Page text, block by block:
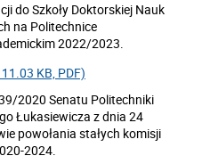
do Szkoły Doktorskiej Nauk
na Politechnice
2022/2023.
KB, PDF)
2020 Senatu Politechniki
Łukasiewicza z dnia 24
powołania stałych komisji
2024.